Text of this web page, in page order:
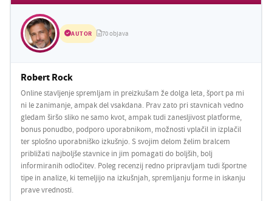
AUTOR 70 objava
Robert Rock
Online stavljenje spremljam in preizkušam že dolga leta, šport pa mi
ni le zanimanje, ampak del vsakdana. Prav zato pri stavnicah vedno
gledam širšo sliko ne samo kvot, ampak tudi zanesljivost platforme,
bonus ponudbo, podporo uporabnikom, možnosti vplačil in izplačil
ter splošno uporabniško izkušnjo. S svojim delom želim bralcem
približati najboljše stavnice in jim pomagati do boljših, bolj
informiranih odločitev. Poleg recenzij redno pripravljam tudi športne
tipe in analize, ki temeljijo na izkušnjah, spremljanju forme in iskanju
prave vrednosti.